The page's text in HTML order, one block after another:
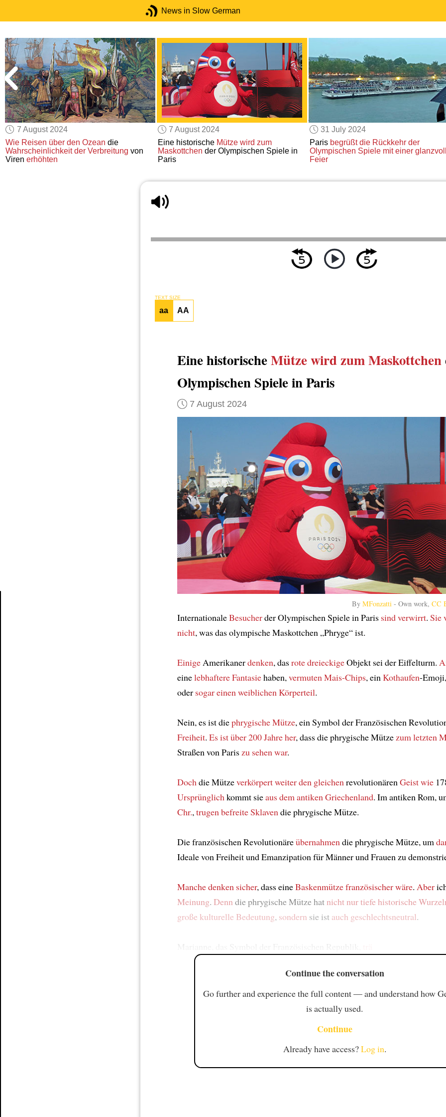
News in Slow German
7 August 2024
Wie Reisen über den Ozean die
Wahrscheinlichkeit der Verbreitung von
Virenerhöhten
7 August 2024
Eine historische Mütze wird zum
Maskottchen der Olympischen Spiele in
Paris
31 July 2024
Paris begrüßt die Rückkehr der
Olympischen Spiele mit einer
Feier
TEXT SIZE
aa AA
Eine historischeMützewird zum Maskottchen
Olympischen Spiele in Paris
7 August 2024
By MFonzatti - Own work, CC
InternationaleBesucherder Olympischen Spiele in Paris sind verwirrt. Sie
nicht, was das olympische Maskottchen „Phryge“ ist.
Einige Amerikanerdenken, dasrote dreieckigeObjekt sei der Eiffelturm.
einelebhaftere Fantasiehaben, vermuten Mais-Chips, ein Kothaufen-
oder sogar einen weiblichen Körperteil.
Nein, es ist diephrygische Mütze, ein Symbol der Französischen
Freiheit. Es ist über 200 Jahre her, dass die phrygische Mütze zum letzten
Straßen von Paris zu sehen war.
Doch die Mützeverkörpert weiterden gleichen revolutionären Geistwie
Ursprünglich kommt sieaus dem antiken Griechenland. Im antiken Rom,
Chr., trugen befreite Sklaven die phrygische Mütze.
Die französischen Revolutionäreübernahmen die phrygische Mütze, um
Ideale von Freiheit und Emanzipation für Männer und Frauen zu
Manche denken sicher, dass eineBaskenmützefranzösischer wäre. Aber
Meinung. Denn die phrygische Mütze hatnicht nurtiefe historische
große kulturelle Bedeutung, sondern sie ist auch geschlechtsneutral.
Continue the conversation
Go further and experience the full content — and understand how
is actually used.
Continue
Already have access?Log in.